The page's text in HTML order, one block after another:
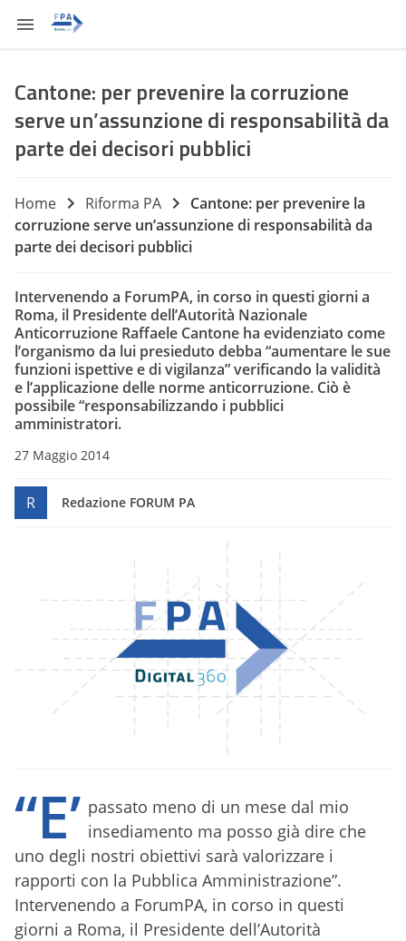
Cantone: per prevenire la corruzione
serve un’assunzione di responsabilità da
parte dei decisori pubblici
Home Riforma PA
Cantone: per prevenire la
corruzione serve un’assunzione di responsabilità da
parte dei decisori pubblici
Intervenendo a ForumPA, in corso in questi giorni a
Roma, il Presidente dell’Autorità Nazionale
Anticorruzione Raffaele Cantone ha evidenziato come
l’organismo da lui presieduto debba “aumentare le sue
funzioni ispettive e di vigilanza” verificando la validità
e l’applicazione delle norme anticorruzione. Ciò è
possibile “responsabilizzando i pubblici
amministratori.
27 Maggio 2014
R Redazione FORUM PA
“E’ passato meno di un mese dal mio
insediamento ma posso già dire che
uno degli nostri obiettivi sarà valorizzare i
rapporti con la Pubblica Amministrazione”.
Intervenendo a ForumPA, in corso in questi
giorni a Roma, il Presidente dell’Autorità